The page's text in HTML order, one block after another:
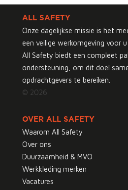
ALL SAFETY
Onze dagelijkse missie is het
een veilige werkomgeving voor
All Safety biedt een compleet
ondersteuning, om dit doel
opdrachtgevers te bereiken.
© 2026
OVER ALL SAFETY
Waarom All Safety
Over ons
Duurzaamheid & MVO
Werkkleding merken
Vacatures